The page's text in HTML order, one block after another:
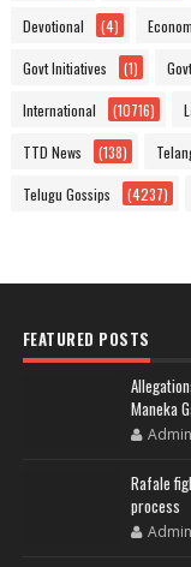
Devotional (4)
Govt Initiatives (1)
International (10716)
TTD News (138)
Telugu Gossips (4237)
FEATURED POSTS
Maneka
Admin
Rafale
process
Admin